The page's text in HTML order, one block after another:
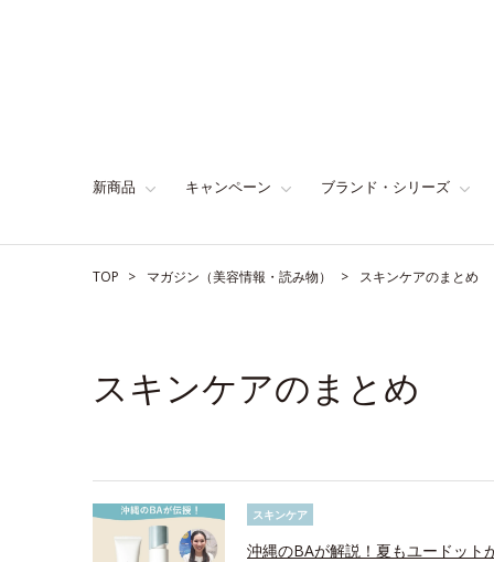
新商品 キャンペーン ブランド・シリーズ
TOP マガジン（美容情報・読み物） スキンケアのまとめ
スキンケアのまとめ
スキンケア
沖縄のBAが解説！夏もユードット